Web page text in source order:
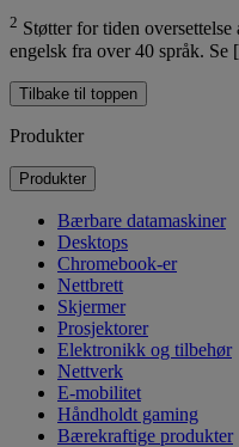
2 Støtter for tiden
engelsk fra over 40 språk. Se [
Tilbake til toppen
Produkter
Produkter
Bærbare datamaskiner
Desktops
Chromebook-er
Nettbrett
Skjermer
Prosjektorer
Elektronikk og tilbehør
Nettverk
E-mobilitet
Håndholdt gaming
Bærekraftige produkter